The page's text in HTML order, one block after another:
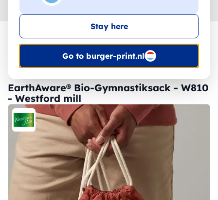
Stay here
Go to burger-print.nl
Home
🔥 -30 % DTF-Druck
EarthAware® Bio-Gymnastiksack - W810
- Westford mill